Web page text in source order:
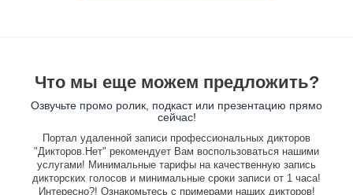
Что мы еще можем предложить?
Озвучьте промо ролик, подкаст или презентацию прямо
сейчас!
Портал удаленной записи профессиональных дикторов
"Дикторов.Нет" рекомендует Вам воспользоваться нашими
услугами! Минимальные тарифы на качественную запись
дикторских голосов и минимальные сроки записи от 1 часа!
Интересно?! Ознакомьтесь с примерами наших дикторов!